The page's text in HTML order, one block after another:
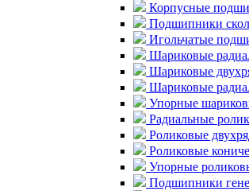
Корпусные
Подшипники
Игольчатые
Шариковые
Шариковые
Шариковые
Упорные
Радиальные
Роликовые
Роликовые
Упорные
Подшипники